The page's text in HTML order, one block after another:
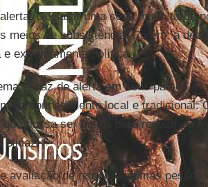
Declarar uma seca muito tarde
meios de subsistência. Porém, a
extremamente política.
eficaz de alerta em seus países.
do conhecimento local e tradicional.
possa ser usada para reduzir os
eficaz.
avaliação de riscos. Algumas